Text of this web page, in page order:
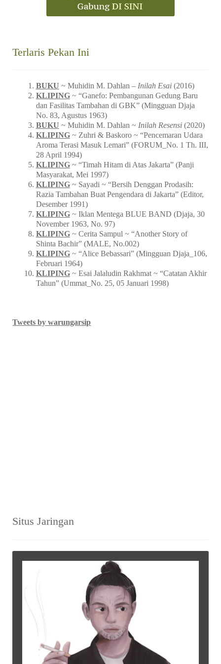
Terlaris Pekan Ini
BUKU ~ Muhidin M. Dahlan – Inilah Esai(2016)
KLIPING~ “Ganefo: Pembangunan Gedung Baru
dan Fasilitas Tambahan di GBK” (Mingguan Djaja
No. 83, Agustus 1963)
BUKU ~ Muhidin M. Dahlan ~ Inilah Resensi(2020)
KLIPING~ Zuhri & Baskoro ~ “Pencemaran Udara
Aroma Terasi Masuk Lemari” (FORUM_No. 1 Th. III,
28 April 1994)
KLIPING~ “Timah Hitam di Atas Jakarta” (Panji
Masyarakat, Mei 1997)
KLIPING~ Sayadi ~ “Bersih Denggan Prodasih:
Razia Tambahan Buat Pengendara di Jakarta” (Editor,
Desember 1991)
KLIPING~ Iklan Mentega BLUE BAND (Djaja, 30
November 1963, No. 97)
KLIPING~ Cerita Sampul ~ “Another Story of
Shinta Bachir” (MALE, No.002)
KLIPING~ “Alice Bebassari” (Mingguan Djaja_106,
Februari 1964)
KLIPING~ Esai Jalaludin Rakhmat ~ “Catatan Akhir
Tahun” (Ummat_No. 25, 05 Januari 1998)
Tweets by warungarsip
Situs Jaringan